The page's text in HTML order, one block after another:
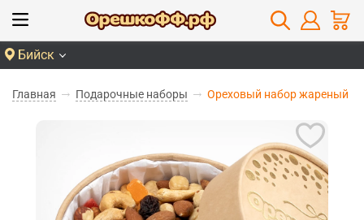
Бийск
Главная Подарочные наборы Ореховый набор жареный